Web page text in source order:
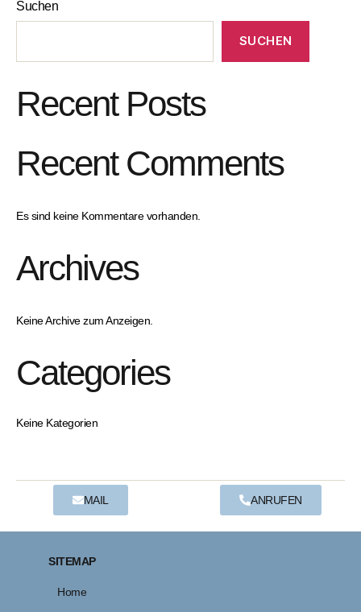
Suchen
SUCHEN
Recent Posts
Recent Comments
Es sind keine Kommentare vorhanden.
Archives
Keine Archive zum Anzeigen.
Categories
Keine Kategorien
MAIL ANRUFEN
SITEMAP
Home